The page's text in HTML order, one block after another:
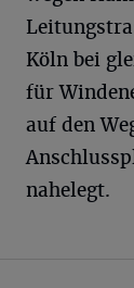
Köln bei
für
auf den
nahelegt.